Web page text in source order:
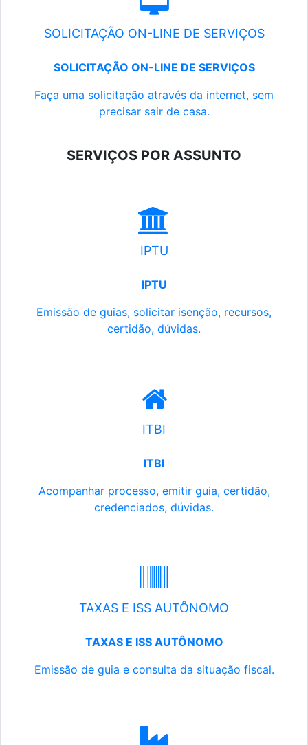
SOLICITAÇÃO ON-LINE DE SERVIÇOS
SOLICITAÇÃO ON-LINE DE SERVIÇOS
Faça uma solicitação através da internet, sem
precisar sair de casa.
SERVIÇOS POR ASSUNTO
IPTU
IPTU
Emissão de guias, solicitar isenção, recursos,
certidão, dúvidas.
ITBI
ITBI
Acompanhar processo, emitir guia, certidão,
credenciados, dúvidas.
TAXAS E ISS AUTÔNOMO
TAXAS E ISS AUTÔNOMO
Emissão de guia e consulta da situação fiscal.